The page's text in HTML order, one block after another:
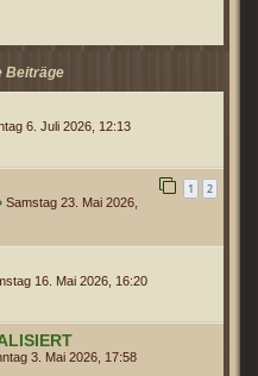
Beiträge
6. Juli 2026, 12:13
1 2
Samstag 23. Mai 2026,
16. Mai 2026, 16:20
3. Mai 2026, 17:58